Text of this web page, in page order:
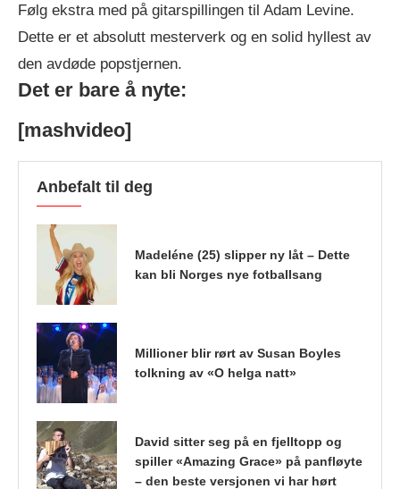
Følg ekstra med på gitarspillingen til Adam Levine.
Dette er et absolutt mesterverk og en solid hyllest av
den avdøde popstjernen.
Det er bare å nyte:
[mashvideo]
Anbefalt til deg
Madeléne (25) slipper ny låt – Dette
kan bli Norges nye fotballsang
Millioner blir rørt av Susan Boyles
tolkning av «O helga natt»
David sitter seg på en fjelltopp og
spiller «Amazing Grace» på panfløyte
– den beste versjonen vi har hørt